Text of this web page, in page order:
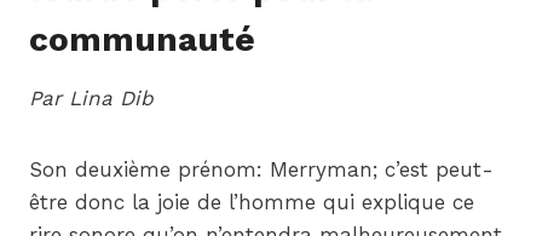
communauté
Par Lina Dib
Son deuxième prénom: Merryman; c’est peut-
être donc la joie de l’homme qui explique ce